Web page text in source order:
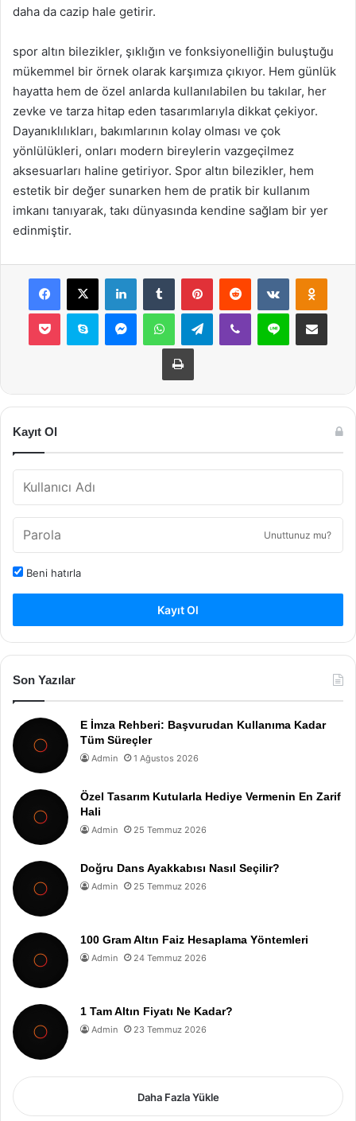
daha da cazip hale getirir.
spor altın bilezikler, şıklığın ve fonksiyonelliğin buluştuğu
mükemmel bir örnek olarak karşımıza çıkıyor. Hem günlük
hayatta hem de özel anlarda kullanılabilen bu takılar, her
zevke ve tarza hitap eden tasarımlarıyla dikkat çekiyor.
Dayanıklılıkları, bakımlarının kolay olması ve çok
yönlülükleri, onları modern bireylerin vazgeçilmez
aksesuarları haline getiriyor. Spor altın bilezikler, hem
estetik bir değer sunarken hem de pratik bir kullanım
imkanı tanıyarak, takı dünyasında kendine sağlam bir yer
edinmiştir.
Facebook
X LinkedInTumblr PinterestReddit VKontakte
Pocket Skype MessengerWhatsAppTelegramViber Line E-Posta ile
Yazdır
Kayıt Ol
Unuttunuz mu?
Beni hatırla
Kayıt Ol
Son Yazılar
E İmza Rehberi: Başvurudan Kullanıma Kadar
Tüm Süreçler
Admin 1 Ağustos 2026
Özel Tasarım Kutularla Hediye Vermenin En Zarif
Hali
Admin 25 Temmuz 2026
Doğru Dans Ayakkabısı Nasıl Seçilir?
Admin 25 Temmuz 2026
100 Gram Altın Faiz Hesaplama Yöntemleri
Admin 24 Temmuz 2026
1 Tam Altın Fiyatı Ne Kadar?
Admin 23 Temmuz 2026
Daha Fazla Yükle